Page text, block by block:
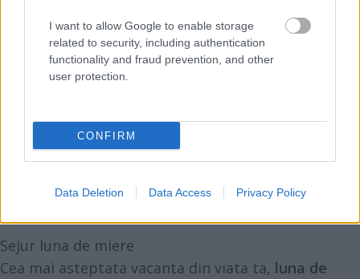
I want to allow Google to enable storage
related to security, including authentication
functionality and fraud prevention, and other
user protection.
CONFIRM
Data Deletion Data Access Privacy Policy
22.04.2015
Sejur luna de miere
Cea mai asteptata vacanta din viata ta, luna de